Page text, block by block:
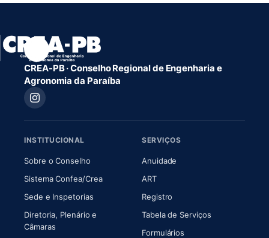
CREA-PB · Conselho Regional de Engenharia e
Agronomia da Paraíba
INSTITUCIONAL
Sobre o Conselho(abre em nova aba)
Sistema Confea/Crea(abre em nova aba)
Sede e Inspetorias
Diretoria, Plenário e
Câmaras(abre em nova aba)
SERVIÇOS
Anuidade
ART(abre em nova aba)
Registro
Tabela de Serviços
Formulários